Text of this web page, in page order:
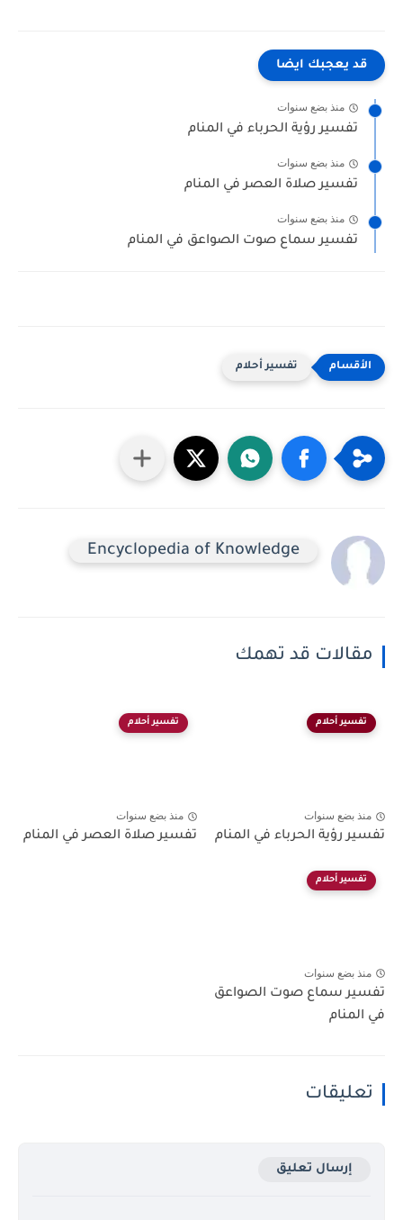
قد يعجبك ايضا
منذ بضع سنوات
تفسير رؤية الحرباء في المنام
منذ بضع سنوات
تفسير صلاة العصر في المنام
منذ بضع سنوات
تفسير سماع صوت الصواعق في المنام
تفسير أحلام
Encyclopedia of Knowledge
مقالات قد تهمك
تفسير أحلام
منذ بضع سنوات
تفسير رؤية الحرباء في المنام
تفسير أحلام
منذ بضع سنوات
تفسير صلاة العصر في المنام
تفسير أحلام
منذ بضع سنوات
تفسير سماع صوت الصواعق
في المنام
تعليقات
إرسال تعليق